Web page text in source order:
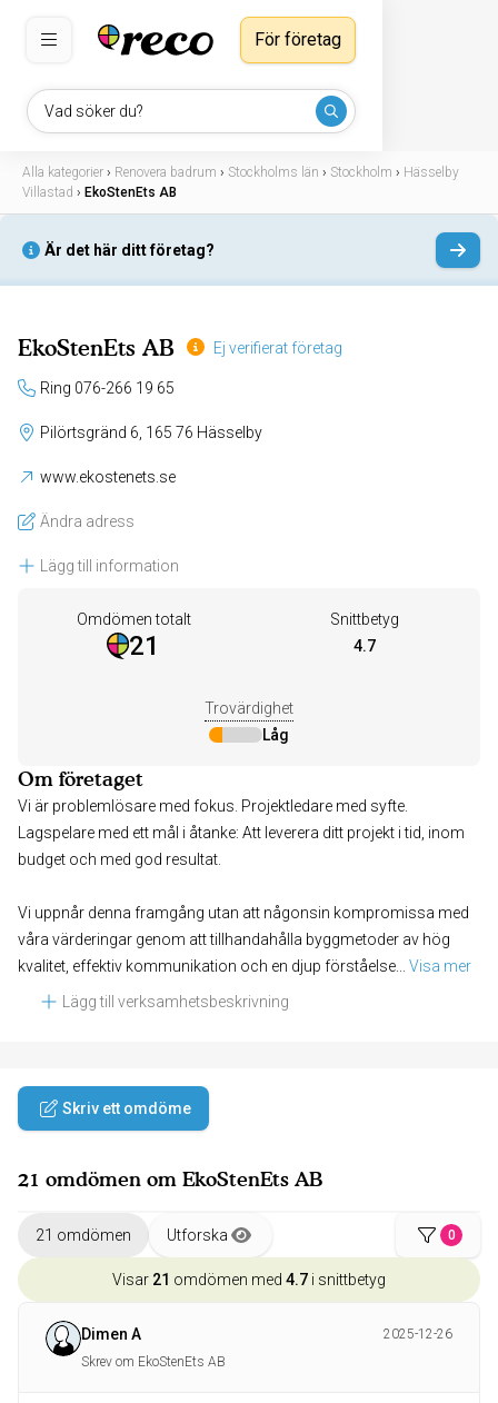
Vad söker du?
För företag
Alla kategorier › Renovera badrum › Stockholms län › Stockholm › Hässelby
Villastad › EkoStenEts AB
Är det här ditt företag?
EkoStenEts AB Ej verifierat företag
Ring 076-266 19 65
Pilörtsgränd 6, 165 76 Hässelby
www.ekostenets.se
Ändra adress
Lägg till information
Omdömen totalt
21
Snittbetyg
4.7
Trovärdighet
Låg
Om företaget
Vi är problemlösare med fokus. Projektledare med syfte.
Lagspelare med ett mål i åtanke: Att leverera ditt projekt i tid, inom
budget och med god resultat.
Vi uppnår denna framgång utan att någonsin kompromissa med
våra värderingar genom att tillhandahålla byggmetoder av hög
kvalitet, effektiv kommunikation och en djup förståelse
Visa mer
Lägg till verksamhetsbeskrivning
Skriv ett omdöme
21 omdömen om EkoStenEts AB
21 omdömen Utforska 0
Visar 21 omdömen med 4.7 i snittbetyg
Dimen A
2025-12-26
Skrev om EkoStenEts AB